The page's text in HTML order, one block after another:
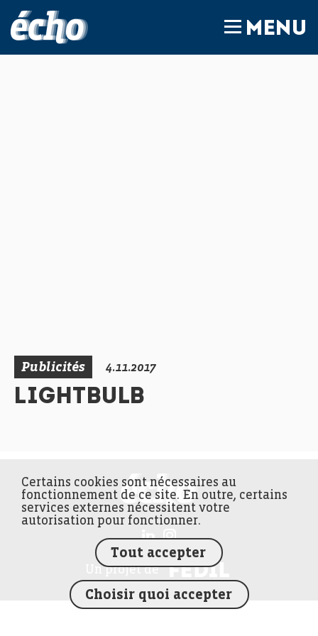
MENU
Publicités 4.11.2017
LIGHTBULB
FEDIL écho
Un projet de
Certains cookies sont nécessaires au
fonctionnement de ce site. En outre, certains
services externes nécessitent votre
autorisation pour fonctionner.
Tout accepter
Choisir quoi accepter